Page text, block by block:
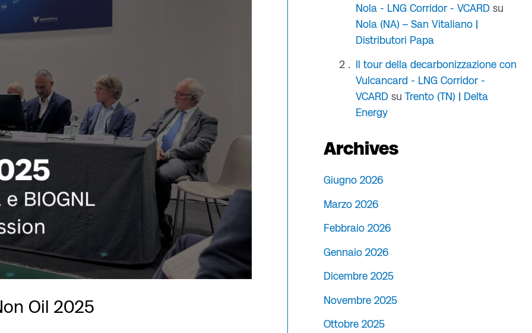
Oil 2025
Nola - LNG Corridor - VCARDsu
Nola (NA) – San Vitaliano |
Distributori Papa
Il tour della decarbonizzazione con
Vulcancard - LNG Corridor -
VCARDsu Trento (TN) | Delta
Energy
Archives
Giugno 2026
Marzo 2026
Febbraio 2026
Gennaio 2026
Dicembre 2025
Novembre 2025
Ottobre 2025